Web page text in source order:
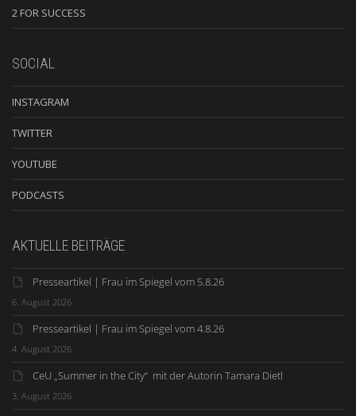
2 FOR SUCCESS
SOCIAL
INSTAGRAM
TWITTER
YOUTUBE
PODCASTS
AKTUELLE BEITRÄGE
Presseartikel | Frau im Spiegel vom 5.8.26
6. August 2026
Presseartikel | Frau im Spiegel vom 4.8.26
4. August 2026
CeU „Summer in the City“ mit der Autorin Tamara Dietl
3. August 2026